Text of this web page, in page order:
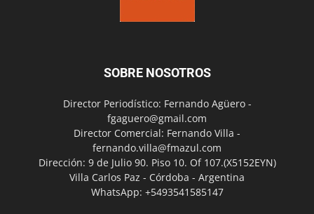
SOBRE NOSOTROS
Director Periodístico: Fernando Agüero -
fgaguero@gmail.com
Director Comercial: Fernando Villa -
fernando.villa@fmazul.com
Dirección: 9 de Julio 90. Piso 10. Of 107.(X5152EYN)
Villa Carlos Paz - Córdoba - Argentina
WhatsApp: +5493541585147